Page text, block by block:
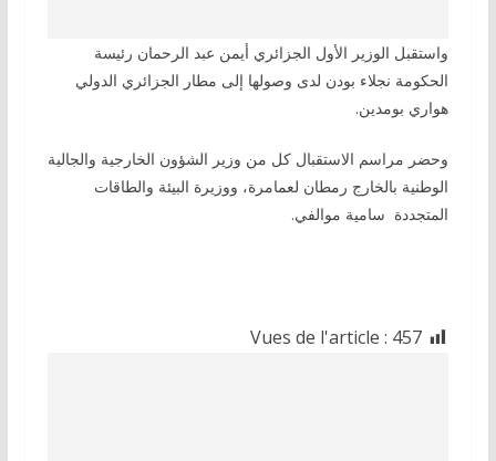
واستقبل الوزير الأول الجزائري أيمن عبد الرحمان رئيسة
الحكومة نجلاء بودن لدى وصولها إلى مطار الجزائري الدولي
هواري بومدين.
وحضر مراسم الاستقبال كل من وزير الشؤون الخارجية والجالية
الوطنية بالخارج رمطان لعمامرة، ووزيرة البيئة والطاقات
المتجددة سامية موالفي.
Vues de l'article : 457